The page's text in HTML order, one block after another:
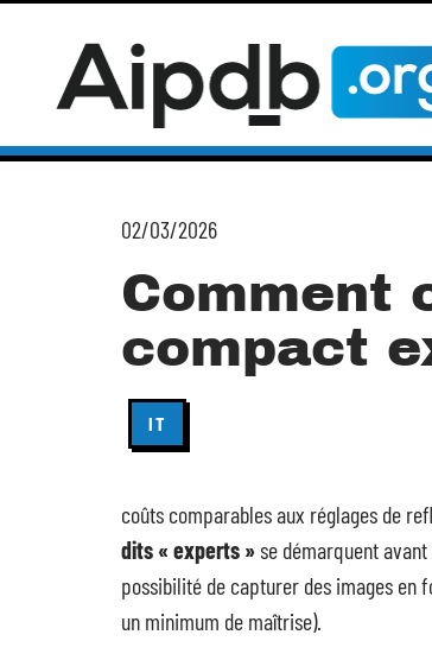
02/03/2026
Comment
compact
IT
coûts comparables aux réglages de
dits « experts »se démarquent
possibilité de capturer des images en
un minimum de maîtrise).